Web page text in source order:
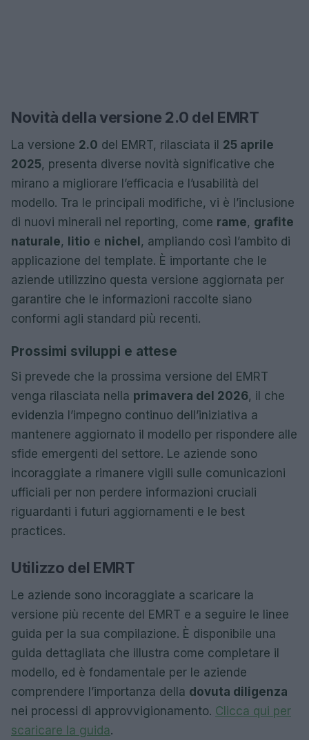
Novità della versione 2.0 del EMRT
La versione 2.0 del EMRT, rilasciata il 25 aprile
2025, presenta diverse novità significative che
mirano a migliorare l’efficacia e l’usabilità del
modello. Tra le principali modifiche, vi è l’inclusione
di nuovi minerali nel reporting, come rame, grafite
naturale, litio e nichel, ampliando così l’ambito di
applicazione del template. È importante che le
aziende utilizzino questa versione aggiornata per
garantire che le informazioni raccolte siano
conformi agli standard più recenti.
Prossimi sviluppi e attese
Si prevede che la prossima versione del EMRT
venga rilasciata nella primavera del 2026, il che
evidenzia l’impegno continuo dell’iniziativa a
mantenere aggiornato il modello per rispondere alle
sfide emergenti del settore. Le aziende sono
incoraggiate a rimanere vigili sulle comunicazioni
ufficiali per non perdere informazioni cruciali
riguardanti i futuri aggiornamenti e le best
practices.
Utilizzo del EMRT
Le aziende sono incoraggiate a scaricare la
versione più recente del EMRT e a seguire le linee
guida per la sua compilazione. È disponibile una
guida dettagliata che illustra come completare il
modello, ed è fondamentale per le aziende
comprendere l’importanza della dovuta diligenza
nei processi di approvvigionamento. Clicca qui per
scaricare la guida.